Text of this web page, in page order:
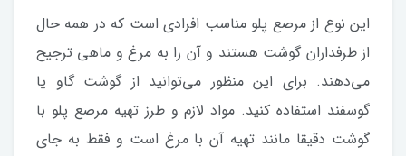
این نوع از مرصع پلو مناسب افرادی است که در همه حال
از طرفداران گوشت هستند و آن را به مرغ و ماهی ترجیح
می‌دهند. برای این منظور می‌توانید از گوشت گاو یا
گوسفند استفاده کنید. مواد لازم و طرز تهیه مرصع پلو با
گوشت دقیقا مانند تهیه آن با مرغ است و فقط به جای